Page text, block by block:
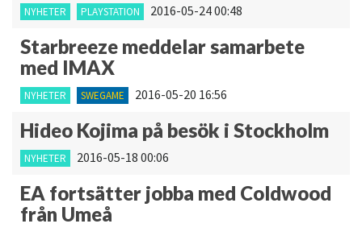
NYHETER PLAYSTATION 2016-05-24 00:48
Starbreeze meddelar samarbete
med IMAX
NYHETER SWEGAME 2016-05-20 16:56
Hideo Kojima på besök i Stockholm
NYHETER 2016-05-18 00:06
EA fortsätter jobba med Coldwood
från Umeå